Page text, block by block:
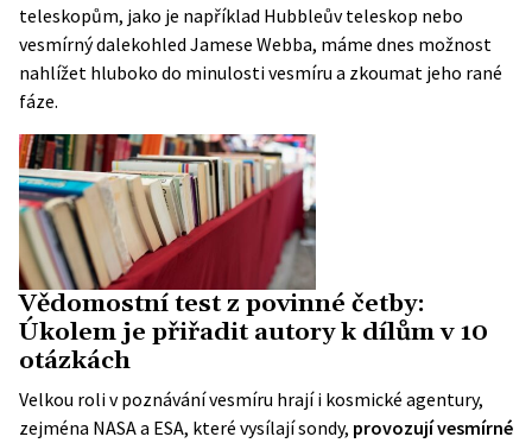
teleskopům, jako je například Hubbleův teleskop nebo
vesmírný dalekohled Jamese Webba, máme dnes možnost
nahlížet hluboko do minulosti vesmíru a zkoumat jeho rané
fáze.
Vědomostní test z povinné četby:
Úkolem je přiřadit autory k dílům v 10
otázkách
Velkou roli v poznávání vesmíru hrají i kosmické agentury,
zejména NASA a ESA, které vysílají sondy, provozují vesmírné